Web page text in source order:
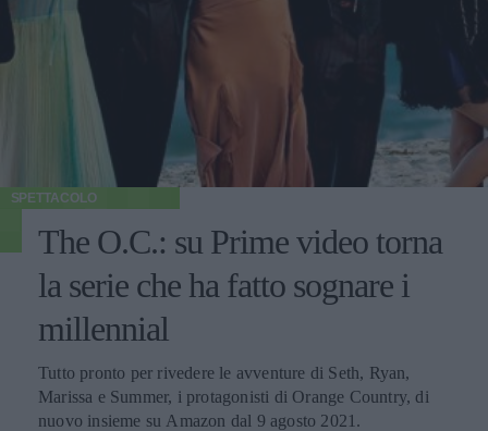
SPETTACOLO
The O.C.: su Prime video torna
la serie che ha fatto sognare i
millennial
Tutto pronto per rivedere le avventure di Seth, Ryan,
Marissa e Summer, i protagonisti di Orange Country, di
nuovo insieme su Amazon dal 9 agosto 2021.